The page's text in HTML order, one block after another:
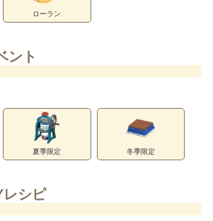
ローラン
ント
夏季限定 冬季限定
レシピ